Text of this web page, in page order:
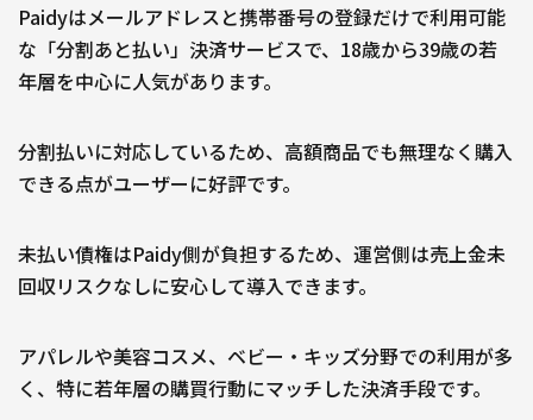
Paidyはメールアドレスと携帯番号の登録だけで利用可能
な「分割あと払い」決済サービスで、18歳から39歳の若
年層を中心に人気があります。
分割払いに対応しているため、高額商品でも無理なく購入
できる点がユーザーに好評です。
未払い債権はPaidy側が負担するため、運営側は売上金未
回収リスクなしに安心して導入できます。
アパレルや美容コスメ、ベビー・キッズ分野での利用が多
く、特に若年層の購買行動にマッチした決済手段です。